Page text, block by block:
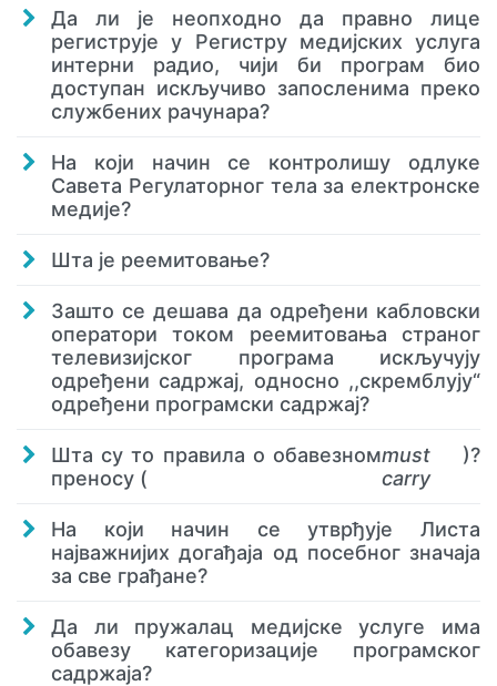
Да ли је неопходно да правно лице
региструје у Регистру медијских услуга
интерни радио, чији би програм био
доступан искључиво запосленима преко
службених рачунара?
На који начин се контролишу одлуке
Савета Регулаторног тела за електронске
медије?
Шта је реемитовање?
Зашто се дешава да одређени кабловски
оператори током реемитовања страног
телевизијског програма искључују
одређени садржај, односно ,,скремблују“
одређени програмски садржај?
Шта су то правила о обавезном
преносу (
must
carry
)?
На који начин се утврђује Листа
најважнијих догађаја од посебног значаја
за све грађане?
Да ли пружалац медијске услуге има
обавезу категоризације програмског
садржаја?